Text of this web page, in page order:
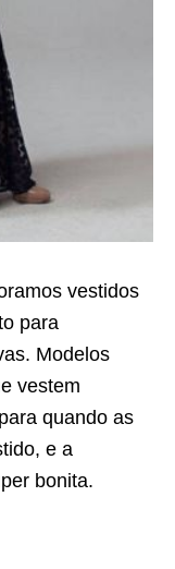
vestidos
para
Modelos
vestem
quando as
e a
bonita.